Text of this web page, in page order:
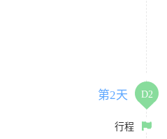
第2天 D2
行程